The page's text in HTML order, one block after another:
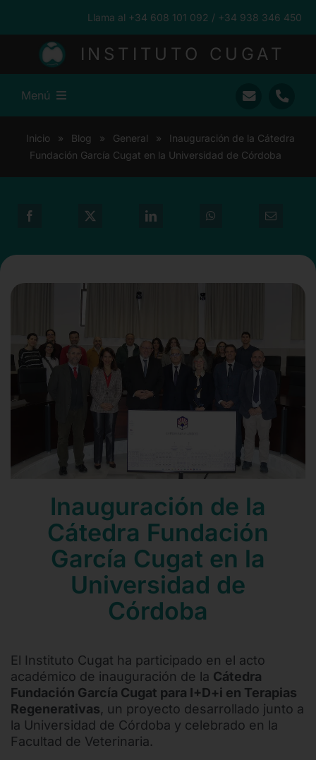
contenido
Llama al +34 608 101 092 / +34 938 346 450
INSTITUTO CUGAT
Menú
Ramón Cugat
Traumatología
Mail
Teléfono
Inicio » Blog » General »
Inauguración de la Cátedra
Fundación García Cugat en la Universidad de Córdoba
Inauguración de la
Cátedra Fundación
García Cugat en la
Universidad de
Córdoba
El Instituto Cugat ha participado en el acto
académico de inauguración de la Cátedra
Fundación García Cugat para I+D+i en Terapias
Regenerativas, un proyecto desarrollado junto a
la Universidad de Córdoba y celebrado en la
Facultad de Veterinaria.